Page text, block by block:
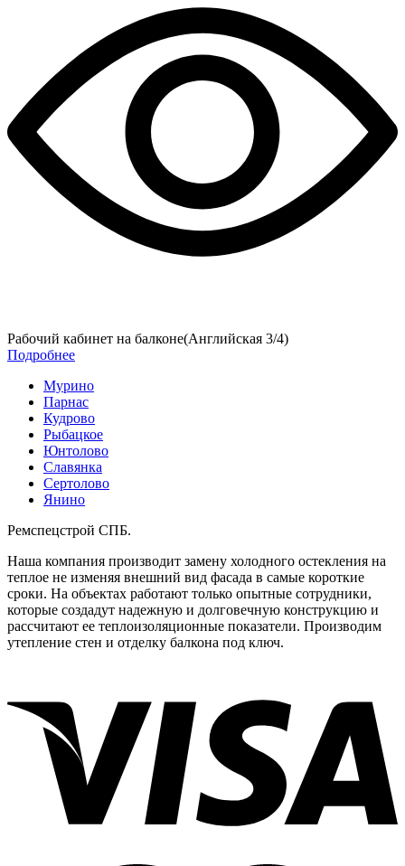
Рабочий кабинет на балконе(Английская 3/4)
Подробнее
Мурино
Парнас
Кудрово
Рыбацкое
Юнтолово
Славянка
Сертолово
Янино
Ремспецстрой СПБ.
Наша компания производит замену холодного остекления на
теплое не изменяя внешний вид фасада в самые короткие
сроки. На объектах работают только опытные сотрудники,
которые создадут надежную и долговечную конструкцию и
рассчитают ее теплоизоляционные показатели. Производим
утепление стен и отделку балкона под ключ.